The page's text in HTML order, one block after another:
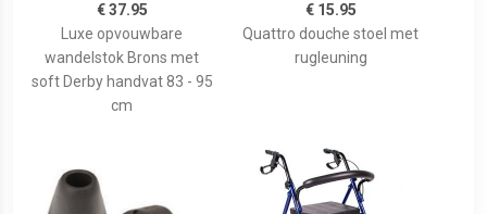
€ 37.95
Luxe opvouwbare
wandelstok Brons met
soft Derby handvat 83 - 95
cm
€ 15.95
Quattro douche stoel met
rugleuning